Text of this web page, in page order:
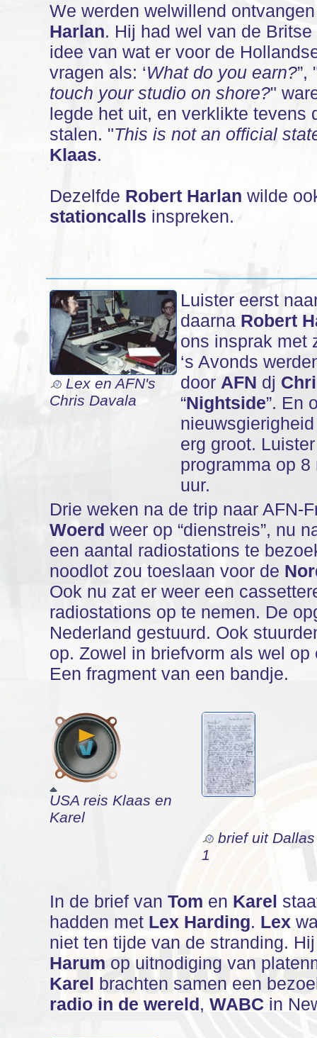
We werden welwillend
Harlan. Hij had wel van de
idee van wat er voor de
vragen als: ‘What do you earn?”,
touch your studio on shore?"
legde het uit, en verklikte tevens
stalen. "This is not an official
Klaas.
Dezelfde Robert Harlan wilde
stationcalls inspreken.
Lex en AFN's
Chris Davala
Luister eerst
daarna Robert
ons insprak met
‘s Avonds
door AFN dj
“Nightside”. En
erg groot.
programma op 8
uur.
Drie weken na de trip naar AFN-
Woerd weer op “dienstreis”, nu
een aantal radiostations te
noodlot zou toeslaan voor de
Ook nu zat er weer een
radiostations op te nemen. De
Nederland gestuurd. Ook
op. Zowel in briefvorm als wel op
Een fragment van een bandje.
USA reis Klaas en
Karel
brief uit Dallas
1
In de brief van Tom en Karel
hadden met Lex Harding. Lex
niet ten tijde van de stranding.
Harum op uitnodiging van
Karel brachten samen een
radio in de wereld, WABC in